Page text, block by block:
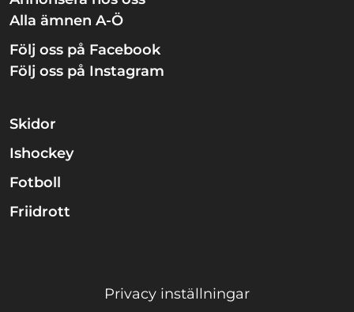
Alla ämnen A-Ö
Följ oss på Facebook
Följ oss på Instagram
Skidor
Ishockey
Fotboll
Friidrott
Privacy inställningar